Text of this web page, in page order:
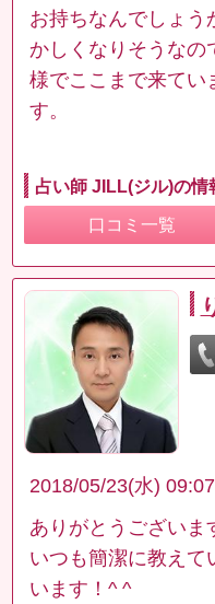
お持ちなんでしょう
かしくなりそうなの
様でここまで来てい
す。
占い師 JILL(ジル)の情
口コミ一覧
2018/05/23(水) 09:07
ありがとうございま
いつも簡潔に教えて
います！^ ^